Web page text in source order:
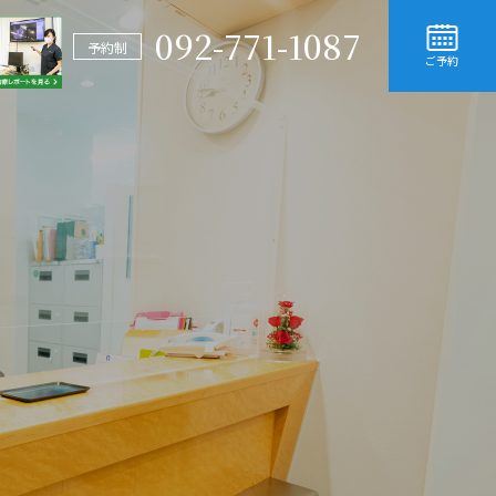
予約制 092-771-1087 ご予約